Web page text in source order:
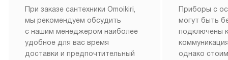
При заказе сантехники Omoikiri,
мы рекомендуем обсудить
с нашим менеджером наиболее
удобное для вас время
доставки и предпочтительный
Приборы с
могут быть
подключены
однако